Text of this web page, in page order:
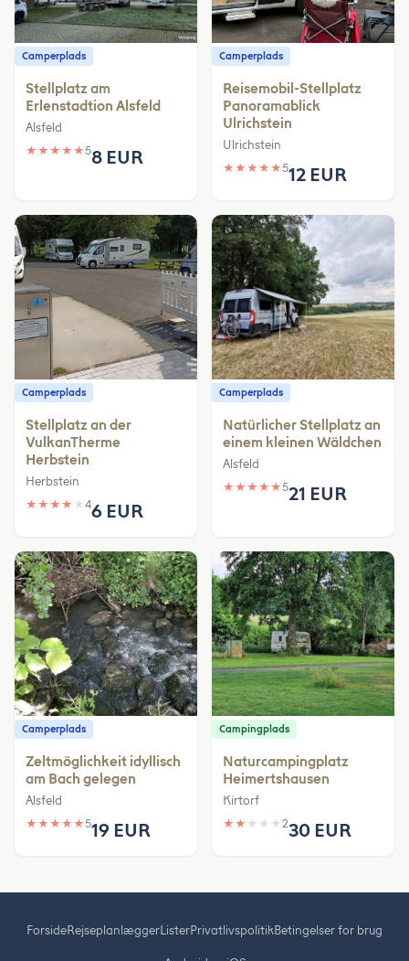
Camperplads
Stellplatz am
Erlenstadtion Alsfeld
Alsfeld
★ ★ ★ ★ ★58 EUR
Camperplads
Reisemobil-Stellplatz
Panoramablick
Ulrichstein
Ulrichstein
★ ★ ★ ★ ★512 EUR
Camperplads
Stellplatz an der
VulkanTherme
Herbstein
Herbstein
★ ★ ★ ★ ★ 46 EUR
Camperplads
Natürlicher Stellplatz an
einem kleinen Wäldchen
Alsfeld
★ ★ ★ ★ ★521 EUR
Camperplads
Zeltmöglichkeit idyllisch
am Bach gelegen
Alsfeld
★ ★ ★ ★ ★519 EUR
Campingplads
Naturcampingplatz
Heimertshausen
Kirtorf
★ ★ ★ ★ ★ 230 EUR
ForsideRejseplanlæggerListerPrivatlivspolitikBetingelser for brug